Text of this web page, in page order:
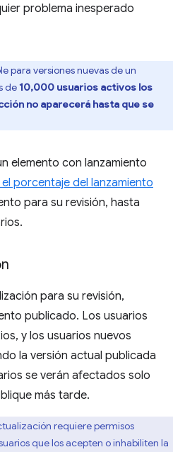
problema inesperado
para versiones nuevas de un
de10,000 usuarios activos los
no aparecerá hasta que se
elemento con lanzamiento
porcentaje del lanzamiento
para su revisión, hasta
para su revisión,
publicado. Los usuarios
y los usuarios nuevos
la versión actual publicada
se verán afectados solo
más tarde.
requiere permisos
que los acepten o inhabiliten la